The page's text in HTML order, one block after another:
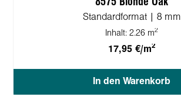
8575 Blonde Oak
Standardformat | 8 mm
Inhalt: 2.26 m2
17,95 €/m2
In den Warenkorb